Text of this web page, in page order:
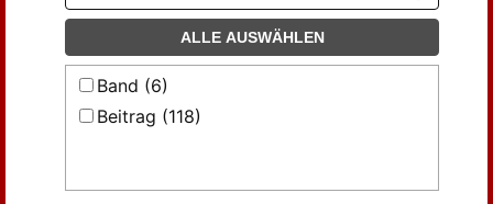
ALLE AUSWÄHLEN
Band (6)
Beitrag (118)